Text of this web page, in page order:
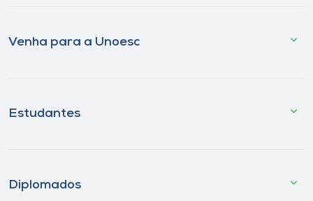
Venha para a Unoesc
Estudantes
Diplomados